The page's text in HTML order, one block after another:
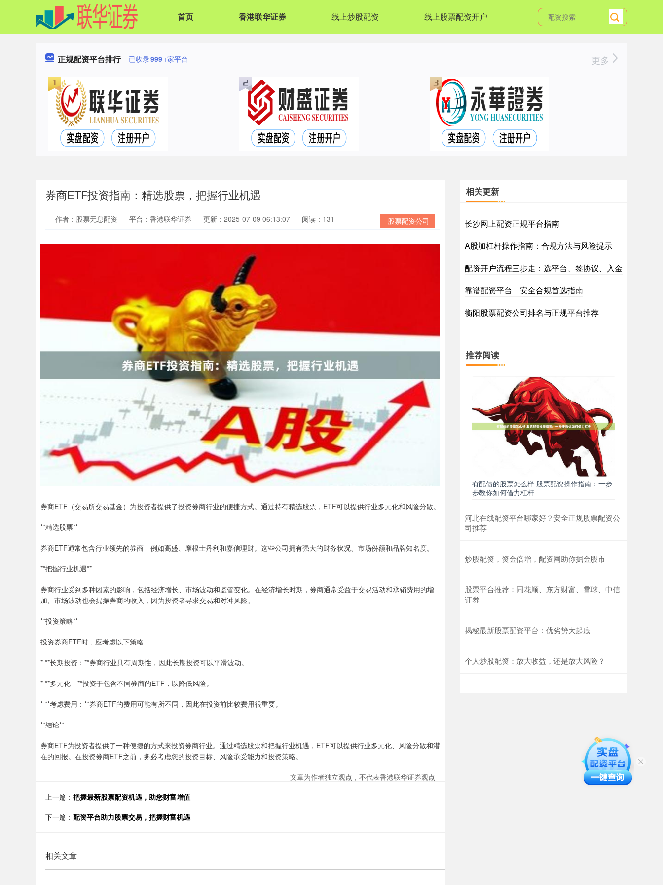
首页 香港联华证券 线上炒股配资 线上股票配资开户
正规配资平台排行 已收录999+家平台 更多
券商ETF投资指南：精选股票，把握行业机遇
股票配资公司
作者：股票无息配资 平台：香港联华证券 更新：2025-07-09 06:13:07 阅读：131
券商ETF（交易所交易基金）为投资者提供了投资券商行业的便捷方式。通过持有精选股票，ETF可以提供行业多元化和风险分散。
**精选股票**
券商ETF通常包含行业领先的券商，例如高盛、摩根士丹利和嘉信理财。这些公司拥有强大的财务状况、市场份额和品牌知名度。
**把握行业机遇**
券商行业受到多种因素的影响，包括经济增长、市场波动和监管变化。在经济增长时期，券商通常受益于交易活动和承销费用的增
加。市场波动也会提振券商的收入，因为投资者寻求交易和对冲风险。
**投资策略**
投资券商ETF时，应考虑以下策略：
* **长期投资：**券商行业具有周期性，因此长期投资可以平滑波动。
* **多元化：**投资于包含不同券商的ETF，以降低风险。
* **考虑费用：**券商ETF的费用可能有所不同，因此在投资前比较费用很重要。
**结论**
券商ETF为投资者提供了一种便捷的方式来投资券商行业。通过精选股票和把握行业机遇，ETF可以提供行业多元化、风险分散和潜
在的回报。在投资券商ETF之前，务必考虑您的投资目标、风险承受能力和投资策略。
文章为作者独立观点，不代表香港联华证券观点
上一篇： 把握最新股票配资机遇，助您财富增值
下一篇： 配资平台助力股票交易，把握财富机遇
相关文章
相关更新
长沙网上配资正规平台指南
A股加杠杆操作指南：合规方法与风险提示
配资开户流程三步走：选平台、签协议、入金
靠谱配资平台：安全合规首选指南
衡阳股票配资公司排名与正规平台推荐
推荐阅读
有配债的股票怎么样 股票配资操作指南：一步
步教你如何借力杠杆
河北在线配资平台哪家好？安全正规股票配资公
司推荐
炒股配资，资金倍增，配资网助你掘金股市
股票平台推荐：同花顺、东方财富、雪球、中信
证券
揭秘最新股票配资平台：优劣势大起底
个人炒股配资：放大收益，还是放大风险？